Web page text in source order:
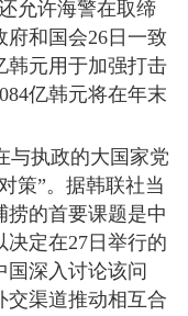
允许海警在取缔
府和国会26日一致
韩元用于加强打击
亿韩元将在年末
执政的大国家党
策”。据韩联社当
捞的首要课题是中
决定在27日举行的
深入讨论该问
交渠道推动相互合